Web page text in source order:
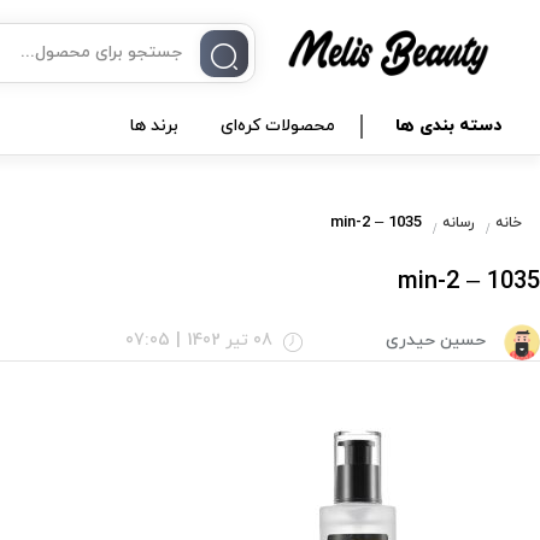
دسته بندی ها محصولات کره‌ای برند ها
خانه رسانه
1035 – 2-min
حسین حیدری 08 تیر 1402 07:05